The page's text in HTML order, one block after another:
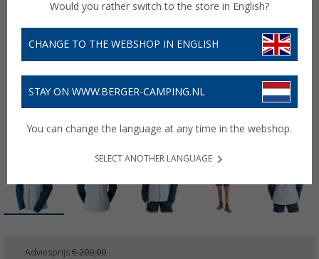
Adviesprijs € 200,00
Would you rather switch to the store in English?
CHANGE TO THE WEBSHOP IN ENGLISH
STAY ON WWW.BERGER-CAMPING.NL
You can change the language at any time in the webshop.
SELECT ANOTHER LANGUAGE